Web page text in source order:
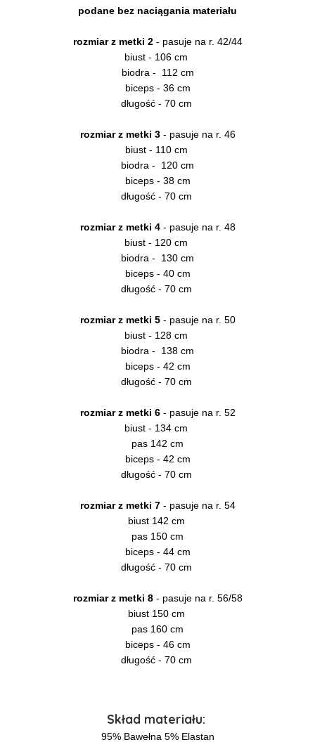
podane bez naciągania materiału
rozmiar z metki 2- pasuje na r. 42/44
biust - 106 cm
biodra - 112 cm
biceps - 36 cm
długość - 70 cm
rozmiar z metki 3- pasuje na r. 46
biust - 110 cm
biodra - 120 cm
biceps - 38 cm
długość - 70 cm
rozmiar z metki 4- pasuje na r. 48
biust - 120 cm
biodra - 130 cm
biceps - 40 cm
długość - 70 cm
rozmiar z metki 5- pasuje na r. 50
biust - 128 cm
biodra - 138 cm
biceps - 42 cm
długość - 70 cm
rozmiar z metki 6- pasuje na r. 52
biust - 134 cm
pas 142 cm
biceps - 42 cm
długość - 70 cm
rozmiar z metki 7- pasuje na r. 54
biust 142 cm
pas 150 cm
biceps - 44 cm
długość - 70 cm
rozmiar z metki 8- pasuje na r. 56/58
biust 150 cm
pas 160 cm
biceps - 46 cm
długość - 70 cm
Skład materiału:
95% Bawełna 5% Elastan